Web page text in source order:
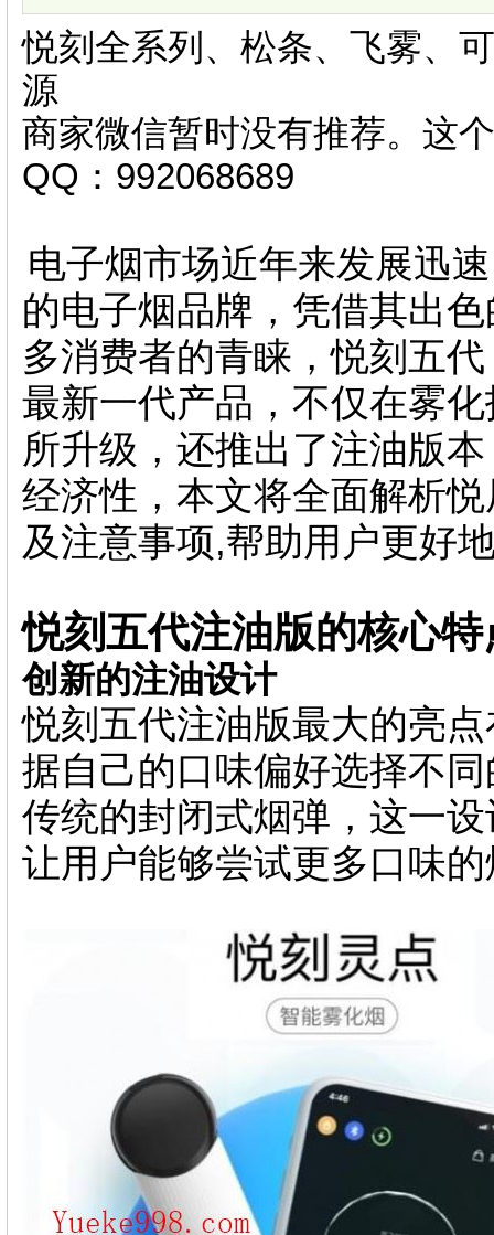
悦刻全系列、松条、飞雾、
源
商家微信暂时没有推荐。这
QQ：992068689
电子烟市场近年来发展迅
的电子烟品牌，凭借其出
多消费者的青睐，悦刻五
最新一代产品，不仅在雾
所升级，还推出了注油版
经济性，本文将全面解析
及注意事项,帮助用户更好
悦刻五代注油版的核心特
创新的注油设计
悦刻五代注油版最大的亮
据自己的口味偏好选择不
传统的封闭式烟弹，这一
让用户能够尝试更多口味